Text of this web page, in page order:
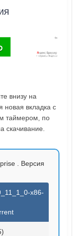
внизу на
новая вкладка с
таймером, по
скачивание.
. Версия
x86-